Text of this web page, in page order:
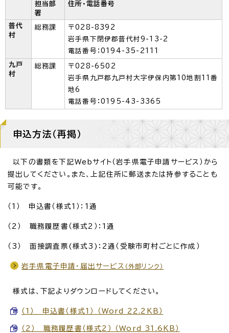
担当部
署
住所・電話番号
普代
村
総務課
〒028-8392
岩手県下閉伊郡普代村9-13-2
電話番号：0194-35-2111
九戸
村
総務課
〒028-6502
岩手県九戸郡九戸村大字伊保内第10地割11番
地6
電話番号：0195-43-3365
申込方法（再掲）
以下の書類を下記Webサイト（岩手県電子申請サービス）から
提出してください。また、上記住所に郵送または持参することも
可能です。
（1） 申込書（様式1）：1通
（2） 職務履歴書（様式2）：1通
（3） 面接調査票(様式3)：2通（受験市町村ごとに作成）
岩手県電子申請・届出サービス （外部リンク）
様式は、下記よりダウンロードしてください。
（1） 申込書（様式1） （Word 22.2KB）
（2） 職務履歴書（様式2） （Word 31.6KB）